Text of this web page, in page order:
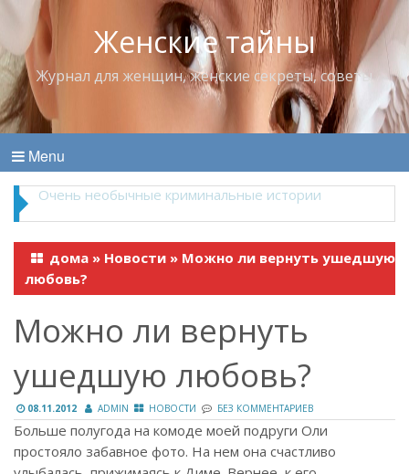
Женские тайны
Журнал для женщин, женские секреты, советы
Menu
Владимир Набоков — повелитель Лоллит
дома » Новости » Можно ли вернуть ушедшую
любовь?
Можно ли вернуть
ушедшую любовь?
08.11.2012 ADMIN НОВОСТИ БЕЗ КОММЕНТАРИЕВ
Больше полугода на комоде моей подруги Оли
простояло забавное фото. На нем она счастливо